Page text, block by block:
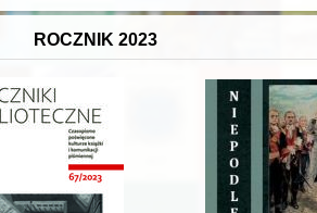
ROCZNIK 2023